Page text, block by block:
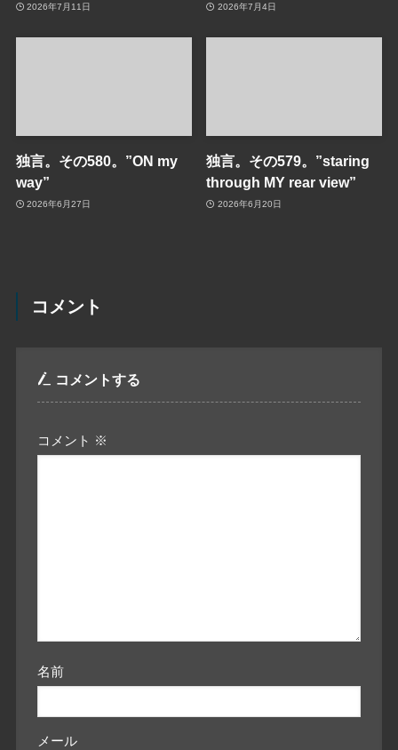
2026年7月11日 2026年7月4日
独言。その580。”ON my
way”
2026年6月27日
独言。その579。”staring
through MY rear view”
2026年6月20日
コメント
コメントする
コメント ※
名前
メール